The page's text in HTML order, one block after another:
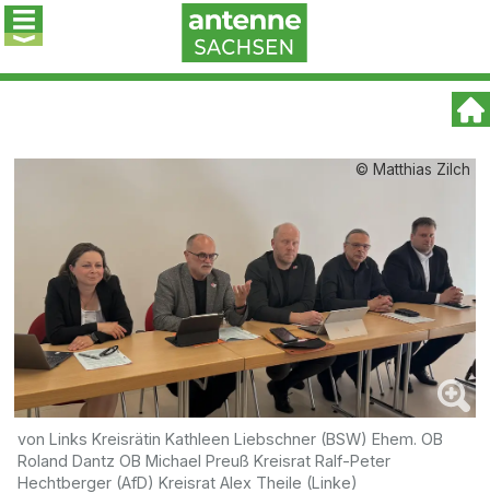
© Matthias Zilch
von Links Kreisrätin Kathleen Liebschner (BSW) Ehem. OB
Roland Dantz OB Michael Preuß Kreisrat Ralf-Peter
Hechtberger (AfD) Kreisrat Alex Theile (Linke)